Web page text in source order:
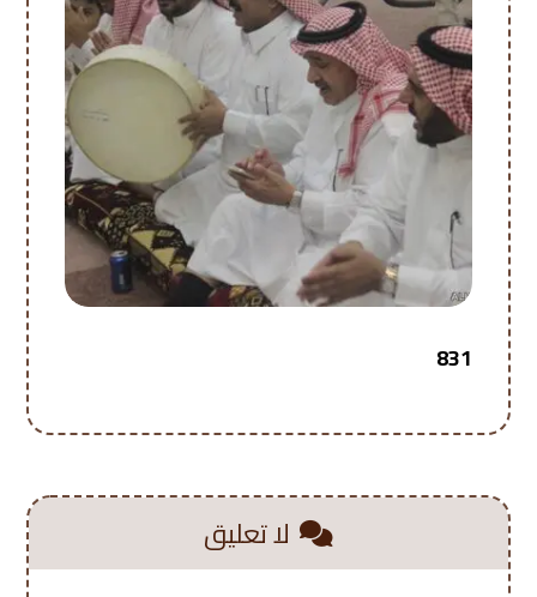
831
لا تعليق